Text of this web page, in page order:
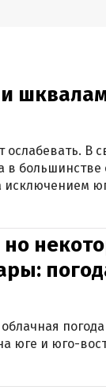
В
в большинстве
исключением
но
юге и юго-